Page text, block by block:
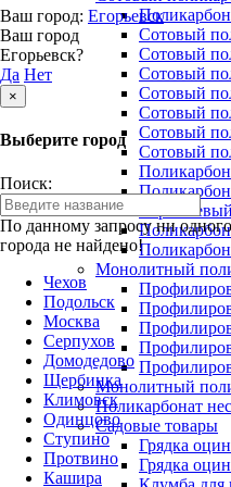
Ваш город: Егорьевск
Ваш город
Егорьевск?
Да Нет
×
Выберите город
Поиск:
По данному запросу ни одного
города не найдено!
Чехов
Подольск
Москва
Серпухов
Домодедово
Щербинка
Климовск
Одинцово
Ступино
Протвино
Кашира
Сотовый
Сотовый
Сотовый
Сотовый
Сотовый
Сотовый
Сотовый
Монолитный
Монолитный
Поликарбонат
Садовые товары
Грядка
Грядка